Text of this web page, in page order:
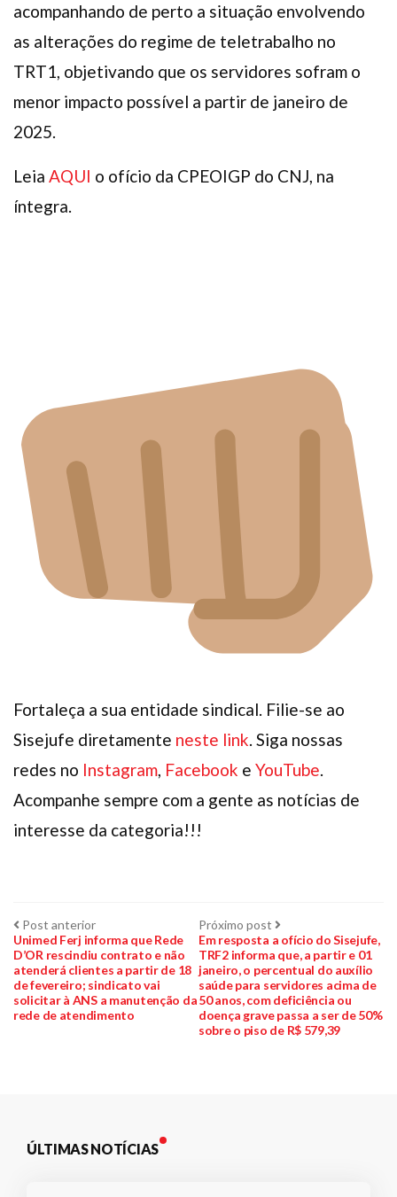
acompanhando de perto a situação envolvendo
as alterações do regime de teletrabalho no
TRT1, objetivando que os servidores sofram o
menor impacto possível a partir de janeiro de
2025.
Leia AQUI o ofício da CPEOIGP do CNJ, na
íntegra.
Fortaleça a sua entidade sindical. Filie-se ao
Sisejufe diretamente neste link. Siga nossas
redes no Instagram, Facebook e YouTube.
Acompanhe sempre com a gente as notícias de
interesse da categoria!!!
Navegação
de
Post
Post anteriorPost
anterior:
Unimed Ferj informa que Rede
D’OR rescindiu contrato e não
atenderá clientes a partir de 18
de fevereiro; sindicato vai
solicitar à ANS a manutenção da
rede de atendimento
Próximo post Próximo
post:
Em resposta a ofício do Sisejufe,
TRF2 informa que, a partir e 01
janeiro, o percentual do auxílio
saúde para servidores acima de
50 anos, com deficiência ou
doença grave passa a ser de 50%
sobre o piso de R$ 579,39
ÚLTIMAS NOTÍCIAS